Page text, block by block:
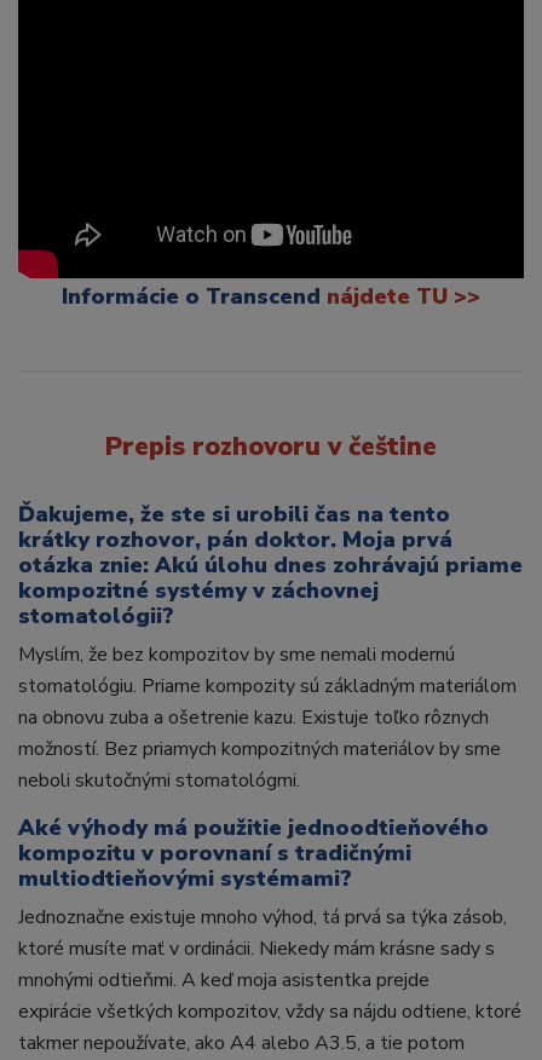
Informácie o Transcend nájdete TU >>
Prepis rozhovoru v češtine
Ďakujeme, že ste si urobili čas na tento
krátky rozhovor, pán doktor. Moja prvá
otázka znie: Akú úlohu dnes zohrávajú priame
kompozitné systémy v záchovnej
stomatológii?
Myslím, že bez kompozitov by sme nemali modernú
stomatológiu. Priame kompozity sú základným materiálom
na obnovu zuba a ošetrenie kazu. Existuje toľko rôznych
možností. Bez priamych kompozitných materiálov by sme
neboli skutočnými stomatológmi.
Aké výhody má použitie jednoodtieňového
kompozitu v porovnaní s tradičnými
multiodtieňovými systémami?
Jednoznačne existuje mnoho výhod, tá prvá sa týka zásob,
ktoré musíte mať v ordinácii. Niekedy mám krásne sady s
mnohými odtieňmi. A keď moja asistentka prejde
expirácie všetkých kompozitov, vždy sa nájdu odtiene, ktoré
takmer nepoužívate, ako A4 alebo A3.5, a tie potom